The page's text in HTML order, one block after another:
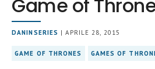
Game of
DANINSERIES | APRILE 28, 2015
GAME OF THRONES GAMES OF